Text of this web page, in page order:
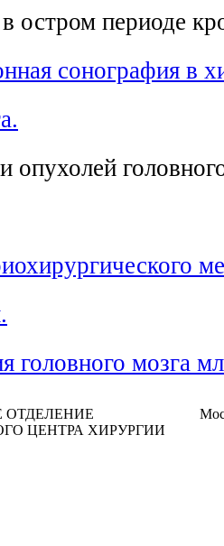
остром периоде
сонография в
опухолей
головного мозга
ОТДЕЛЕНИЕ
ЦЕНТРА ХИРУРГИИ